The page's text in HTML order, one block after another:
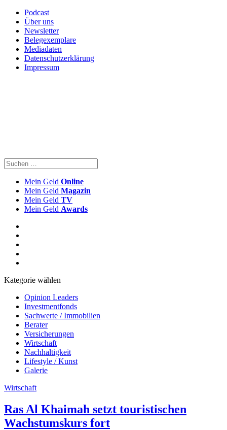
Podcast
Über uns
Newsletter
Belegexemplare
Mediadaten
Datenschutzerklärung
Impressum
Mein Geld Online
Mein Geld Magazin
Mein Geld TV
Mein Geld Awards
Kategorie wählen
Opinion Leaders
Investmentfonds
Sachwerte / Immobilien
Berater
Versicherungen
Wirtschaft
Nachhaltigkeit
Lifestyle / Kunst
Galerie
Wirtschaft
Ras Al Khaimah setzt touristischen
Wachstumskurs fort